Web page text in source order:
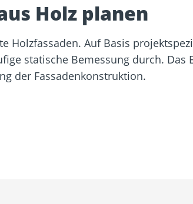
Holz planen
Holzfassaden. Auf Basis
statische Bemessung durch. Das
der Fassadenkonstruktion.